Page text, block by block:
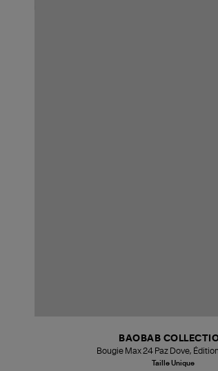
BAOBAB
Bougie Max 24 Paz Dove,
Taille Unique